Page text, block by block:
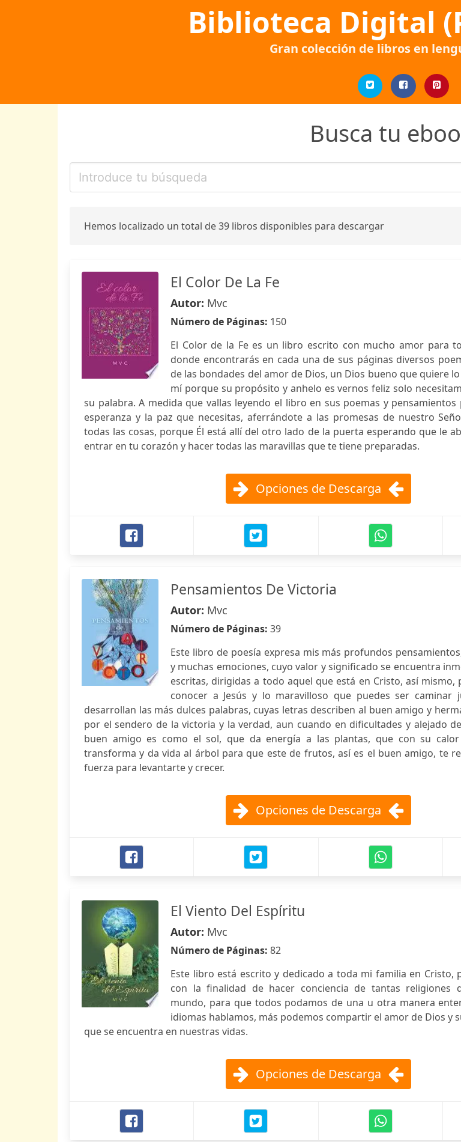
Biblioteca Digital
Gran colección de libros en
Busca tu
Hemos localizado un total de 39 libros disponibles para descargar
El Color De La Fe
Autor: Mvc
Número de Páginas: 150
El Color de la Fe es un libro escrito con mucho amor para
donde encontrarás en cada una de sus páginas diversos
de las bondades del amor de Dios, un Dios bueno que quiere
mí porque su propósito y anhelo es vernos feliz solo
su palabra. A medida que vallas leyendo el libro en sus poemas y
esperanza y la paz que necesitas, aferrándote a las promesas de nuestro
todas las cosas, porque Él está allí del otro lado de la puerta esperando que le
entrar en tu corazón y hacer todas las maravillas que te tiene preparadas.
Opciones de Descarga
Pensamientos De Victoria
Autor: Mvc
Número de Páginas: 39
Este libro de poesía expresa mis más profundos
y muchas emociones, cuyo valor y significado se encuentra
escritas, dirigidas a todo aquel que está en Cristo, así mismo,
conocer a Jesús y lo maravilloso que puedes ser
desarrollan las más dulces palabras, cuyas letras describen al buen amigo y
por el sendero de la victoria y la verdad, aun cuando en dificultades y alejado
buen amigo es como el sol, que da energía a las plantas, que con su
transforma y da vida al árbol para que este de frutos, así es el buen amigo, te
fuerza para levantarte y crecer.
Opciones de Descarga
El Viento Del Espíritu
Autor: Mvc
Número de Páginas: 82
Este libro está escrito y dedicado a toda mi familia en Cristo,
con la finalidad de hacer conciencia de tantas religiones
mundo, para que todos podamos de una u otra manera
idiomas hablamos, más podemos compartir el amor de Dios y
que se encuentra en nuestras vidas.
Opciones de Descarga